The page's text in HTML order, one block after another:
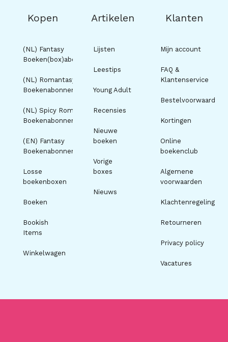
Kopen
(NL) Fantasy
Boeken(box)abonnement
(NL) Romantasy
Boekenabonnement
(NL) Spicy Romance
Boekenabonnement
(EN) Fantasy
Boekenabonnement
Losse
boekenboxen
Boeken
Bookish
Items
Winkelwagen
Artikelen
Lijsten
Leestips
Young Adult
Recensies
Nieuwe
boeken
Vorige
boxes
Nieuws
Klanten
Mijn account
FAQ &
Klantenservice
Bestelvoorwaarden
Kortingen
Online
boekenclub
Algemene
voorwaarden
Klachtenregeling
Retourneren
Privacy policy
Vacatures